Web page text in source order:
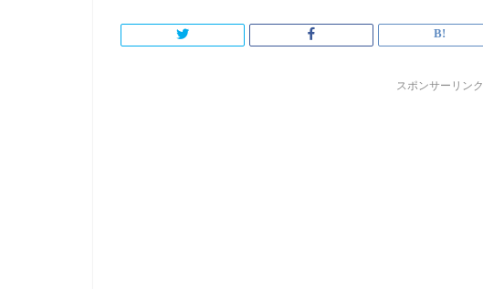
スポンサーリンク